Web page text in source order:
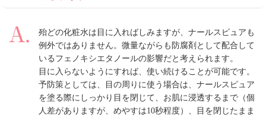
殆どの化粧水は目に入ればしみますが、ナールスピュアも
例外ではありません。微量ながらも防腐剤として配合して
いるフェノキシエタノールの影響だと考えられます。
目に入らないようにすれば、使い続けることが可能です。
予防策としては、目の周りに使う場合は、ナールスピュア
を塗る際にしっかり目を閉じて、お肌に浸透するまで（個
人差がありますが、めやすは10秒程度）、目を閉じたまま